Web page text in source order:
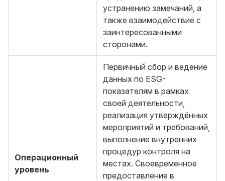
устранению замечаний, а
также взаимодействие с
заинтересованными
сторонами.
Операционный
уровень
Первичный сбор и ведение
данных по ESG-
показателям в рамках
своей деятельности,
реализация утверждённых
мероприятий и требований,
выполнение внутренних
процедур контроля на
местах. Своевременное
предоставление в